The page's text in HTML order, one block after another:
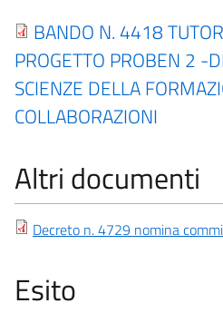
BANDO N. 4418
PROGETTO PROBEN 2 -
SCIENZE DELLA
COLLABORAZIONI
Altri documenti
Decreto n. 4729 nomina
Esito